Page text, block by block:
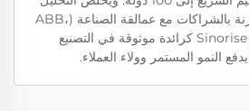
إلى أن هذه المزايا، مقترنة بالشراكات مع عمالقة الصناعة (ABB،
MI، TESLA)، تضع Sinorise كرائدة موثوقة في التصنيع
النمو المستمر وولاء العملاء.